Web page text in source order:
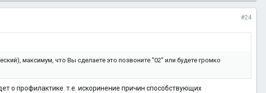
#24
максимум, что Вы сделаете это позвоните "02" или будете громко
о профилактике. т.е. искоринение причин способствующих